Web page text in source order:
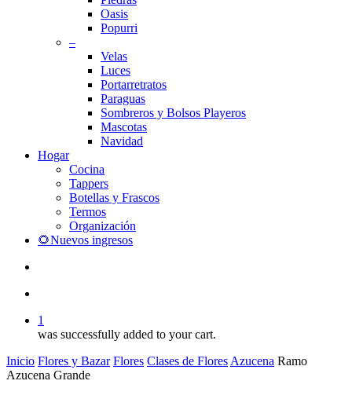
Oasis
Popurri
–
Velas
Luces
Portarretratos
Paraguas
Sombreros y Bolsos Playeros
Mascotas
Navidad
Hogar
Cocina
Tappers
Botellas y Frascos
Termos
Organización
🌻Nuevos ingresos
1
was successfully added to your cart.
Inicio Flores y Bazar Flores Clases de Flores Azucena Ramo
Azucena Grande